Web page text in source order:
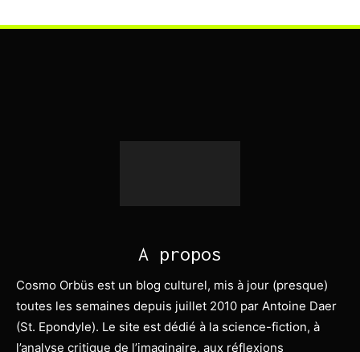
A propos
Cosmo Orbüs est un blog culturel, mis à jour (presque)
toutes les semaines depuis juillet 2010 par Antoine Daer
(St. Epondyle). Le site est dédié à la science-fiction, à
l’analyse critique de l’imaginaire, aux réflexions